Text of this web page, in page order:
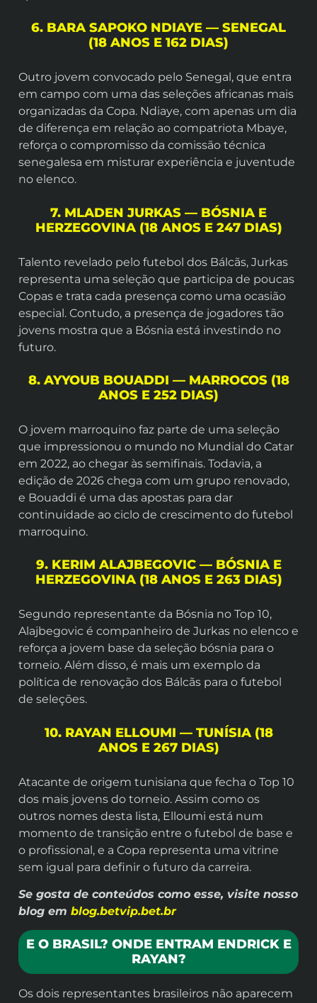
6. BARA SAPOKO NDIAYE — SENEGAL
(18 ANOS E 162 DIAS)
Outro jovem convocado pelo Senegal, que entra
em campo com uma das seleções africanas mais
organizadas da Copa. Ndiaye, com apenas um dia
de diferença em relação ao compatriota Mbaye,
reforça o compromisso da comissão técnica
senegalesa em misturar experiência e juventude
no elenco.
7. MLADEN JURKAS — BÓSNIA E
HERZEGOVINA (18 ANOS E 247 DIAS)
Talento revelado pelo futebol dos Bálcãs, Jurkas
representa uma seleção que participa de poucas
Copas e trata cada presença como uma ocasião
especial. Contudo, a presença de jogadores tão
jovens mostra que a Bósnia está investindo no
futuro.
8. AYYOUB BOUADDI — MARROCOS (18
ANOS E 252 DIAS)
O jovem marroquino faz parte de uma seleção
que impressionou o mundo no Mundial do Catar
em 2022, ao chegar às semifinais. Todavia, a
edição de 2026 chega com um grupo renovado,
e Bouaddi é uma das apostas para dar
continuidade ao ciclo de crescimento do futebol
marroquino.
9. KERIM ALAJBEGOVIC — BÓSNIA E
HERZEGOVINA (18 ANOS E 263 DIAS)
Segundo representante da Bósnia no Top 10,
Alajbegovic é companheiro de Jurkas no elenco e
reforça a jovem base da seleção bósnia para o
torneio. Além disso, é mais um exemplo da
política de renovação dos Bálcãs para o futebol
de seleções.
10. RAYAN ELLOUMI — TUNÍSIA (18
ANOS E 267 DIAS)
Atacante de origem tunisiana que fecha o Top 10
dos mais jovens do torneio. Assim como os
outros nomes desta lista, Elloumi está num
momento de transição entre o futebol de base e
o profissional, e a Copa representa uma vitrine
sem igual para definir o futuro da carreira.
Se gosta de conteúdos como esse, visite nosso
blog em blog.betvip.bet.br
E O BRASIL? ONDE ENTRAM ENDRICK E
RAYAN?
Os dois representantes brasileiros não aparecem